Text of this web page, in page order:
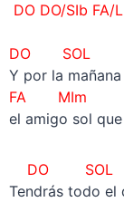
DO DO/SIb
DO SOL
Y por la
FA MIm
el amigo sol
DO SOL
Tendrás todo el